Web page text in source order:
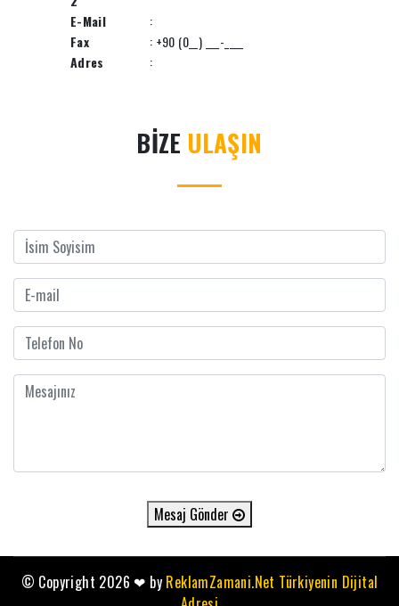
E-Mail
:
Fax
: +90 (0__) ___-____
Adres
:
BİZE ULAŞIN
Mesaj Gönder
© Copyright 2026 ❤ by ReklamZamani.Net Türkiyenin Dijital